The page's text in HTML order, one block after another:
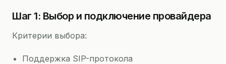
Шаг 1: Выбор и подключение провайдера
Критерии выбора:
Поддержка SIP-протокола